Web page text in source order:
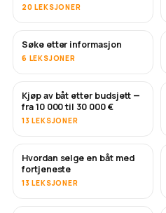
20 LEKSJONER
Søke etter informasjon
6 LEKSJONER
SNART
Kjøp av båt etter budsjett —
fra 10 000 til 30 000 €
13 LEKSJONER
NYTT
Hvordan selge en båt med
fortjeneste
13 LEKSJONER